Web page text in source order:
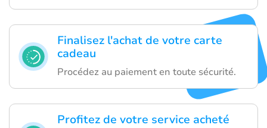
Finalisez l'achat de votre carte
cadeau
Procédez au paiement en toute sécurité.
Profitez de votre service acheté